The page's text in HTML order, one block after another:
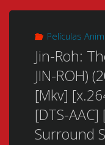
Películas
Jin-Roh:
JIN-ROH)
[Mkv]
[DTS-
Surround